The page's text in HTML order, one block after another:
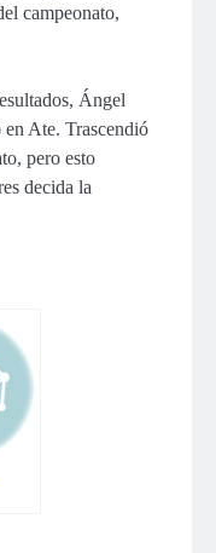
campeonato,
Ángel
Ate. Trascendió
pero esto
decida la